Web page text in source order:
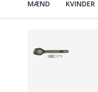
MÆND KVINDER